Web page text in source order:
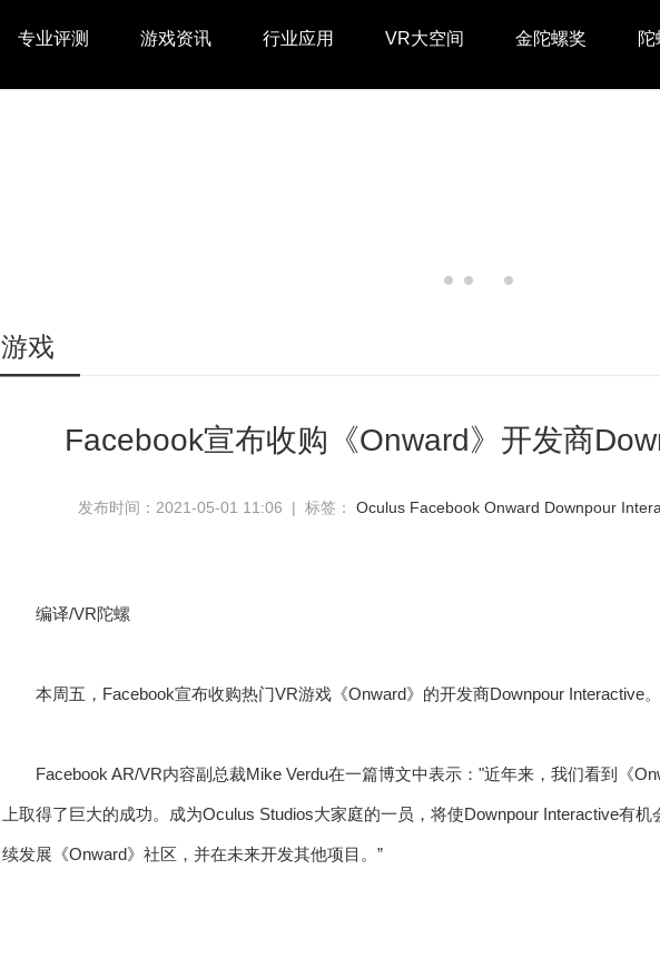
专业评测 游戏资讯 行业应用 VR大空间 金陀螺奖
游戏
Facebook宣布收购《Onward》开发商
发布时间：2021-05-01 11:06 | 标签： Oculus Facebook Onward Downpour
编译/VR陀螺
本周五，Facebook宣布收购热门VR游戏《Onward》的开发商Downpour Interactive。
Facebook AR/VR内容副总裁Mike Verdu在一篇博文中表示："近年来，我们看到《
上取得了巨大的成功。成为Oculus Studios大家庭的一员，将使Downpour Interactive有
续发展《Onward》社区，并在未来开发其他项目。”